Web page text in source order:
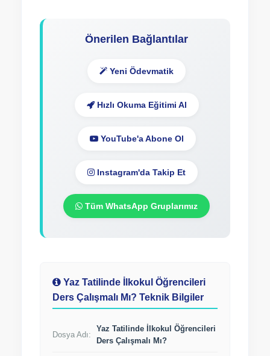
Önerilen Bağlantılar
Yeni Ödevmatik
Hızlı Okuma Eğitimi Al
YouTube'a Abone Ol
Instagram'da Takip Et
Tüm WhatsApp Gruplarımız
Yaz Tatilinde İlkokul Öğrencileri
Ders Çalışmalı Mı? Teknik Bilgiler
Dosya Adı:
Yaz Tatilinde İlkokul Öğrencileri
Ders Çalışmalı Mı?